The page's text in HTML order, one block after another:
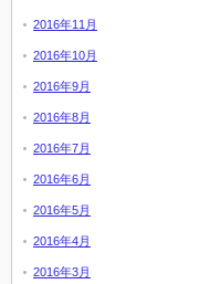
2016年11月
2016年10月
2016年9月
2016年8月
2016年7月
2016年6月
2016年5月
2016年4月
2016年3月